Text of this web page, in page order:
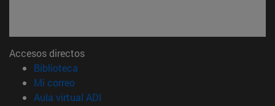
Accesos directos
Biblioteca
Mi correo(abre en nueva ventana)
Aula virtual ADI